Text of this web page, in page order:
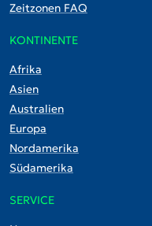
Zeitzonen FAQ
KONTINENTE
Afrika
Asien
Australien
Europa
Nordamerika
Südamerika
SERVICE